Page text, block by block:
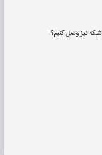
نيز وصل كنيم؟